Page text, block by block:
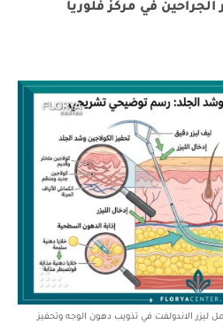
في مركز فلوريا
الاندولفت في تذويب دهون الوجه وتحفيز